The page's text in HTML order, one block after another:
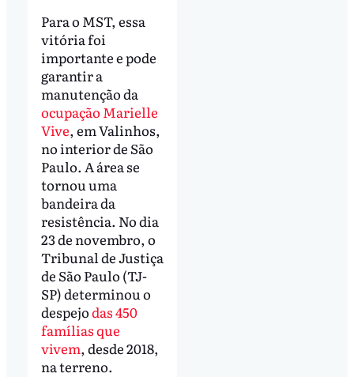
Para o MST, essa
vitória foi
importante e pode
garantir a
manutenção da
ocupação Marielle
Vive, em Valinhos,
no interior de São
Paulo. A área se
tornou uma
bandeira da
resistência. No dia
23 de novembro, o
Tribunal de Justiça
de São Paulo (TJ-
SP) determinou o
despejodas 450
famílias que
vivem, desde 2018,
na terreno.